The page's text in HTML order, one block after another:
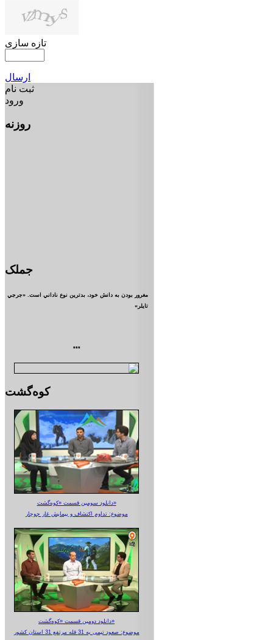
تازه سازی
ارسال
ثبت نام
ورود
روزنه
جملک
مغرور بودن به دانش خود، بدترين نوع ناداني است. «جرجي
تايلر»
***
کوه‌گشت
دانلود سومین قسمت «کوه‌گشت»
موضوع: تداوم اکتشاف و پیمایش غار جوجار
دانلود دومین قسمت «کوه‌گشت»
موضوع: صعود تیمی به 31 قله مرتفع 31 استان کشور